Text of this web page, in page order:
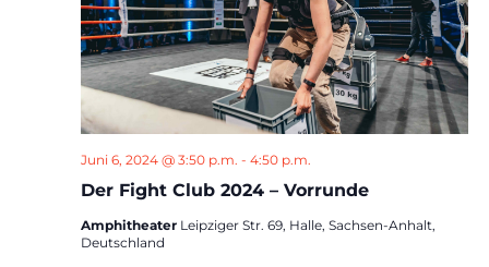
Der Fight Club 2024 – Vorrunde
Juni 6, 2024 @ 3:50 p.m. - 4:50 p.m.
Amphitheater Leipziger Str. 69, Halle, Sachsen-Anhalt,
Deutschland